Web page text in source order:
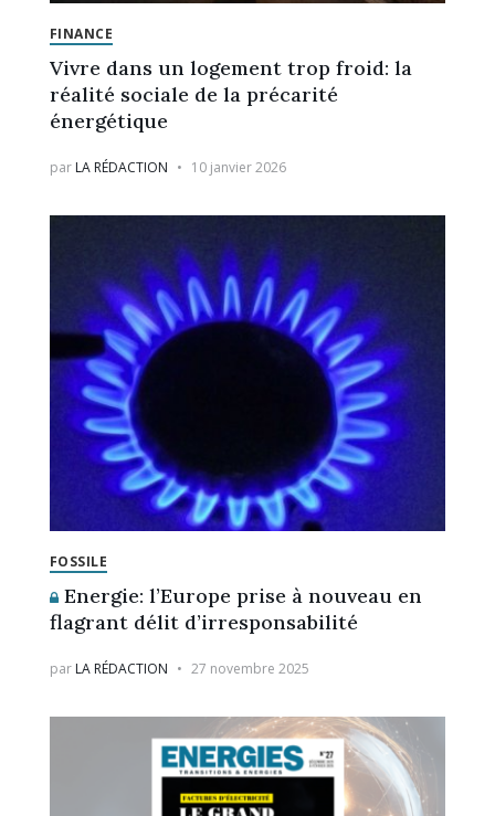
FINANCE
Vivre dans un logement trop froid: la
réalité sociale de la précarité
énergétique
par LA RÉDACTION 10 janvier 2026
FOSSILE
Energie: l’Europe prise à nouveau en
flagrant délit d’irresponsabilité
par LA RÉDACTION 27 novembre 2025